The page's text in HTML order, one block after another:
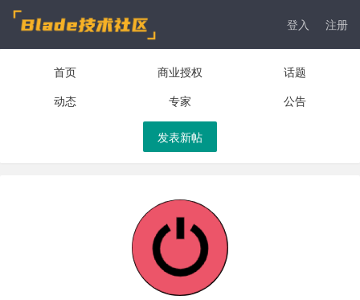
登入 注册
首页 商业授权
话题
动态
专家 公告
发表新帖